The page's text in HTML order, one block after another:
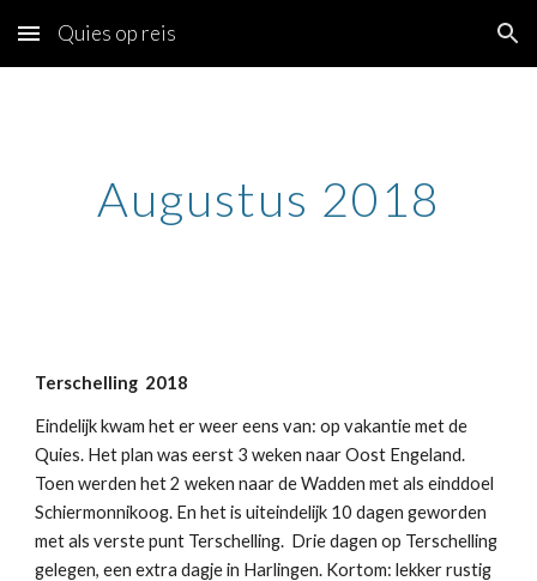
Skip to main content Skip to navigation
Quies op reis
Augustus 2018
Terschelling 2018
Eindelijk kwam het er weer eens van: op vakantie met de
Quies. Het plan was eerst 3 weken naar Oost Engeland.
Toen werden het 2 weken naar de Wadden met als einddoel
Schiermonnikoog. En het is uiteindelijk 10 dagen geworden
met als verste punt Terschelling. Drie dagen op Terschelling
gelegen, een extra dagje in Harlingen. Kortom: lekker rustig